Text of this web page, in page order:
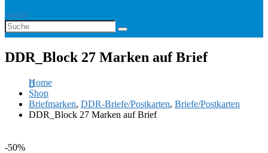
Suche
DDR_Block 27 Marken auf Brief
Home
Shop
Briefmarken, DDR-Briefe/Postkarten, Briefe/Postkarten
DDR_Block 27 Marken auf Brief
-50%